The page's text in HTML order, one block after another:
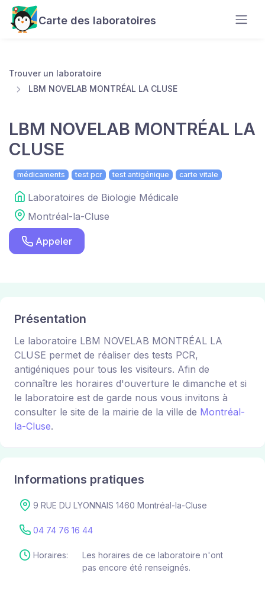
Carte des laboratoires
Trouver un laboratoire
LBM NOVELAB MONTRÉAL LA CLUSE
LBM NOVELAB MONTRÉAL LA
CLUSE
médicaments test pcr test antigénique carte vitale
Laboratoires de Biologie Médicale
Montréal-la-Cluse
Appeler
Présentation
Le laboratoire LBM NOVELAB MONTRÉAL LA
CLUSE permet de réaliser des tests PCR,
antigéniques pour tous les visiteurs. Afin de
connaître les horaires d'ouverture le dimanche et si
le laboratoire est de garde nous vous invitons à
consulter le site de la mairie de la ville de Montréal-
la-Cluse.
Informations pratiques
9 RUE DU LYONNAIS 1460 Montréal-la-Cluse
04 74 76 16 44
Horaires:
Les horaires de ce laboratoire n'ont
pas encore été renseignés.